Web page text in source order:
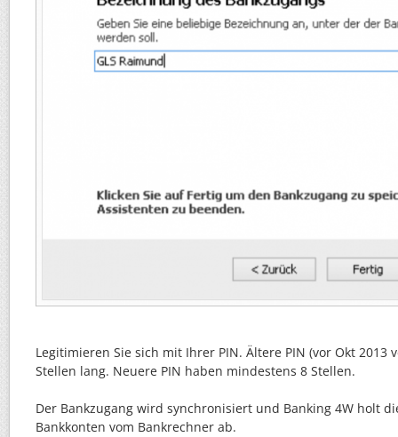
Legitimieren Sie sich mit Ihrer PIN. Ältere PIN (vor Okt 2013
Stellen lang. Neuere PIN haben mindestens 8 Stellen.
Der Bankzugang wird synchronisiert und Banking 4W holt
Bankkonten vom Bankrechner ab.